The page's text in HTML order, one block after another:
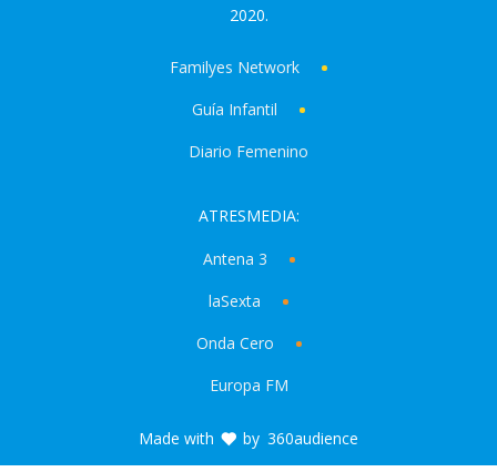
2020.
Familyes Network
Guía Infantil
Diario Femenino
ATRESMEDIA:
Antena 3
laSexta
Onda Cero
Europa FM
Made with by 360audience